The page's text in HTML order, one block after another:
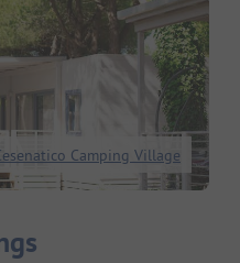
Camping Village